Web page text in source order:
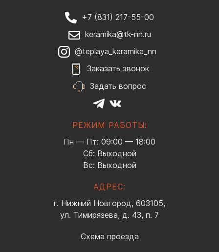
+7 (831) 217-55-00
keramika@tk-nn.ru
@teplaya_keramika_nn
Заказать звонок
Задать вопрос
РЕЖИМ РАБОТЫ:
Пн — Пт: 09:00 — 18:00
Сб: Выходной
Вс: Выходной
АДРЕС:
г. Нижний Новгород, 603105,
ул. Тимирязева, д. 43, п. 7
Схема проезда